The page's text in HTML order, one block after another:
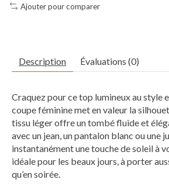
Ajouter pour comparer
Description Évaluations (0)
Craquez pour ce top lumineux au style
coupe féminine met en valeur la
tissu léger offre un tombé fluide et
avec un jean, un pantalon blanc ou une
instantanément une touche de soleil à
idéale pour les beaux jours, à porter
qu’en soirée.